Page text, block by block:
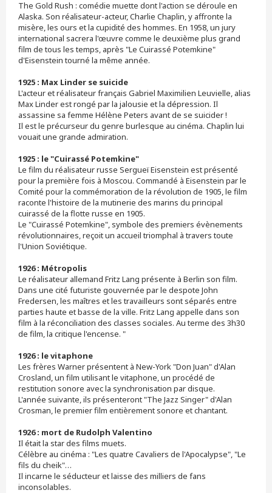
The Gold Rush : comédie muette dont l'action se déroule en
Alaska. Son réalisateur-acteur, Charlie Chaplin, y affronte la
misère, les ours et la cupidité des hommes. En 1958, un jury
international sacrera l'œuvre comme le deuxième plus grand
film de tous les temps, après "Le Cuirassé Potemkine"
d'Eisenstein tourné la même année.
1925 : Max Linder se suicide
L'acteur et réalisateur français Gabriel Maximilien Leuvielle, alias
Max Linder est rongé par la jalousie et la dépression. Il
assassine sa femme Hélène Peters avant de se suicider !
Il est le précurseur du genre burlesque au cinéma. Chaplin lui
vouait une grande admiration.
1925 : le "Cuirassé Potemkine"
Le film du réalisateur russe Sergueï Eisenstein est présenté
pour la première fois à Moscou. Commandé à Eisenstein par le
Comité pour la commémoration de la révolution de 1905, le film
raconte l'histoire de la mutinerie des marins du principal
cuirassé de la flotte russe en 1905.
Le "Cuirassé Potemkine", symbole des premiers évènements
révolutionnaires, reçoit un accueil triomphal à travers toute
l'Union Soviétique.
1926 : Métropolis
Le réalisateur allemand Fritz Lang présente à Berlin son film.
Dans une cité futuriste gouvernée par le despote John
Fredersen, les maîtres et les travailleurs sont séparés entre
parties haute et basse de la ville. Fritz Lang appelle dans son
film à la réconciliation des classes sociales. Au terme des 3h30
de film, la critique l'encense. "
1926 : le vitaphone
Les frères Warner présentent à New-York "Don Juan" d'Alan
Crosland, un film utilisant le vitaphone, un procédé de
restitution sonore avec la synchronisation par disque.
L'année suivante, ils présenteront "The Jazz Singer" d'Alan
Crosman, le premier film entièrement sonore et chantant.
1926 : mort de Rudolph Valentino
Il était la star des films muets.
Célèbre au cinéma : "Les quatre Cavaliers de l'Apocalypse", "Le
fils du cheik"…
Il incarne le séducteur et laisse des milliers de fans
inconsolables.